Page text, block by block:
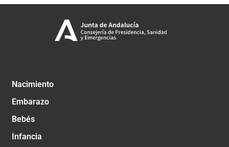
Nacimiento
Embarazo
Bebés
Infancia